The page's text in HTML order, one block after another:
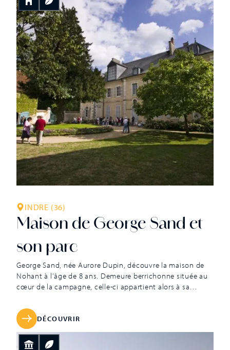
INDRE (36)
Maison de George Sand et
son parc
George Sand, née Aurore Dupin, découvre la maison de
Nohant à l’âge de 8 ans. Demeure berrichonne située au
cœur de la campagne, celle-ci appartient alors à sa
naturelle de Maurice de Saxe. Emprisonnée sous la
Terreur, cette femme de poigne acquit le domaine le 23
août 1793 avant de s’y installer définitivement en1794.
Au début du XIXe siècle, elle aménage les intérieurs, fait
DÉCOUVRIR